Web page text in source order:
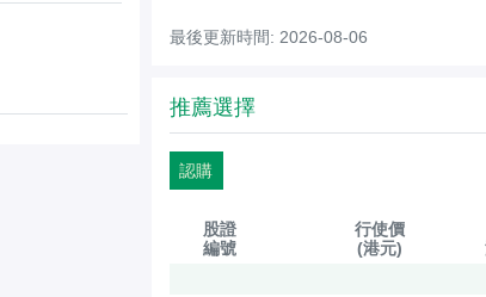
最後更新時間: 2026-08-06
推薦選擇
認購
股證
編號
行使價
(港元)